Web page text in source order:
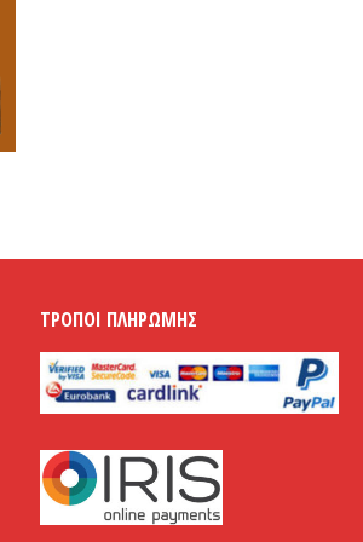
ΤΡΌΠΟΙ ΠΛΗΡΩΜΉΣ